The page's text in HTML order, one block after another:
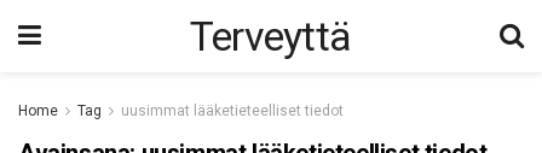
Terveyttä
Home Tag uusimmat lääketieteelliset tiedot